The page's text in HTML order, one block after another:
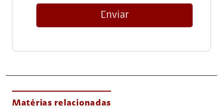
Enviar
Matérias relacionadas